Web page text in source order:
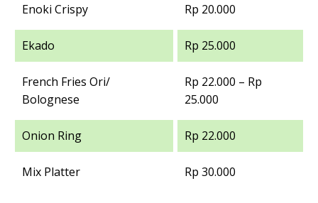
Enoki Crispy Rp 20.000
Ekado Rp 25.000
French Fries Ori/
Bolognese
Rp 22.000 – Rp
25.000
Onion Ring Rp 22.000
Mix Platter Rp 30.000